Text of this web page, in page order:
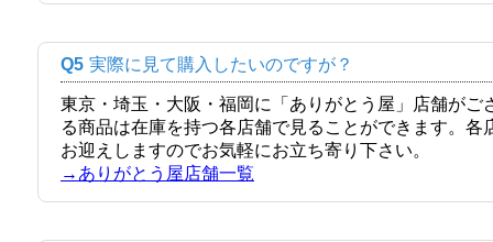
Q5 実際に見て購入したいのですが？
東京・埼玉・大阪・福岡に「ありがとう屋」店舗が
る商品は在庫を持つ各店舗で見ることができます。
お迎えしますのでお気軽にお立ち寄り下さい。
→ありがとう屋店舗一覧